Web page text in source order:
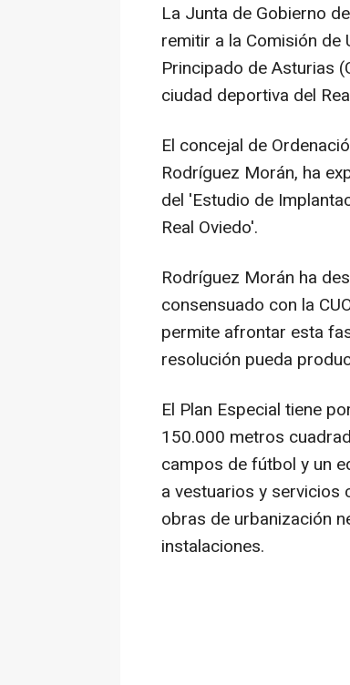
La Junta de Gobierno
remitir a la Comisión
Principado de Asturias
ciudad deportiva del
El concejal de
Rodríguez Morán, ha
del 'Estudio de
Real Oviedo'.
Rodríguez Morán ha
consensuado con la
permite afrontar esta
resolución pueda
El Plan Especial tiene
150.000 metros
campos de fútbol y un
a vestuarios y servicios
obras de urbanización
instalaciones.